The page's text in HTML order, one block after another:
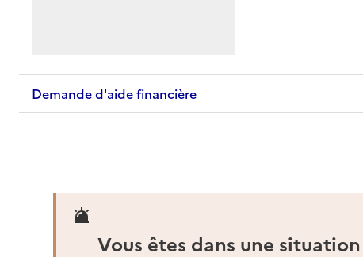
Demande d'aide financière
Vous êtes dans une situation